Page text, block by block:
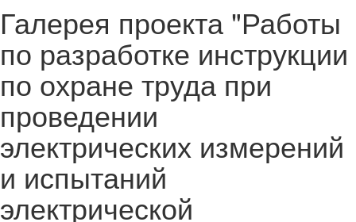
Галерея проекта "Работы
по разработке инструкции
по охране труда при
проведении
электрических измерений
и испытаний
электрической